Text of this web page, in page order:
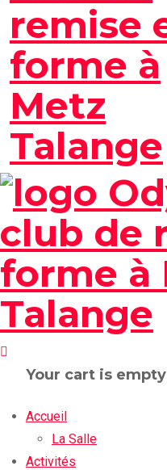
Your cart is empty
Accueil
La Salle
Activités